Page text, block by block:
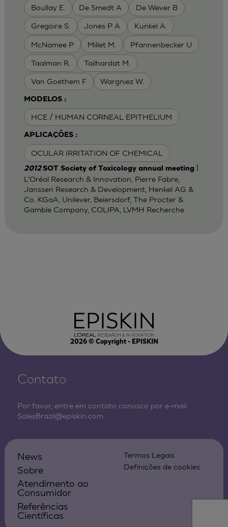
Boullay E. De Smedt A De Wever B
Gregoire S. Jones P A Kunkel A.
McNamee P Millet M. Pfannenbecker U
Taalman R. Tailhardat M.
Van Goethem F Wargniez W.
MODELOS :
HCE / HUMAN CORNEAL EPITHELIUM
APLICAÇÕES :
OCULAR IRRITATION OF CHEMICAL
2012SOT Society of Toxicology annual meeting
L'Oréal Research & Innovation, Pierre Fabre,
Janssen Research & Development, Henkel AG &
Co. KGaA, Unilever, Beiersdorf, The Procter &
Gamble Company, COLIPA, LVMH Recherche
2026© Copyright - EPISKIN
Contato
Por favor, entre em contato conosco por e-mail:
SalesBrazil@episkin.com
News
Sobre
Atendimento ao
Consumidor
Referências
Científicas
Termos Legais
Definições de cookies